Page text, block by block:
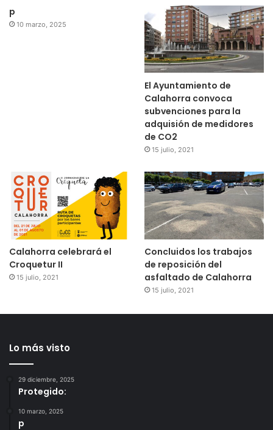
p
10 marzo, 2025
El Ayuntamiento de
Calahorra convoca
subvenciones para la
adquisión de medidores
de CO2
15 julio, 2021
Calahorra celebrará el
Croquetur II
15 julio, 2021
Concluidos los trabajos
de reposición del
asfaltado de Calahorra
15 julio, 2021
Lo más visto
29 diciembre, 2025
Protegido:
10 marzo, 2025
p